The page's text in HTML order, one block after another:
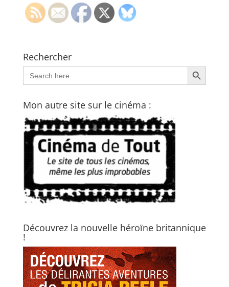
Rechercher
Search
for:
Search Button
Mon autre site sur le cinéma :
Découvrez la nouvelle héroïne britannique
!